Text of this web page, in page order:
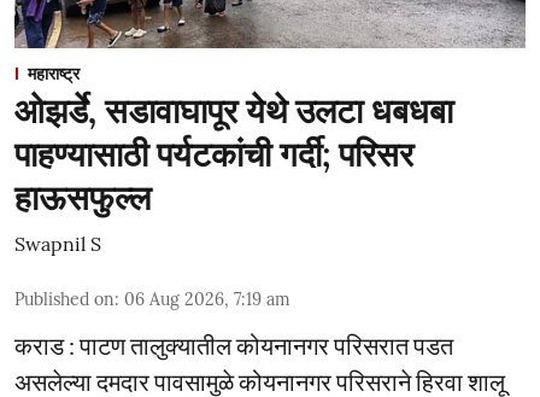
महाराष्ट्र
ओझर्डे, सडावाघापूर येथे उलटा धबधबा
पाहण्यासाठी पर्यटकांची गर्दी; परिसर
हाऊसफुल्ल
Swapnil S
Published on: 06 Aug 2026, 7:19 am
कराड : पाटण तालुक्यातील कोयनानगर परिसरात पडत
असलेल्या दमदार पावसामुळे कोयनानगर परिसराने हिरवा शालू